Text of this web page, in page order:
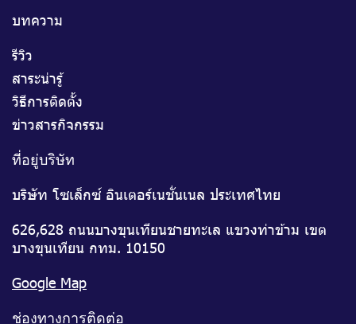
บทความ
รีวิว
สาระน่ารู้
วิธีการติดตั้ง
ข่าวสารกิจกรรม
ที่อยู่บริษัท
บริษัท โซเล็กซ์ อินเตอร์เนชั่นเนล ประเทศไทย
626,628 ถนนบางขุนเทียนชายทะเล แขวงท่าข้าม เขต
บางขุนเทียน กทม. 10150
Google Map
ช่องทางการติดต่อ